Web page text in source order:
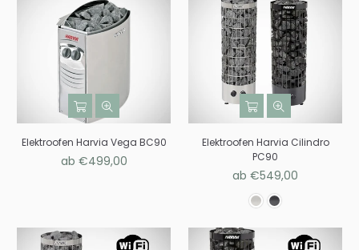
Elektroofen Harvia Vega BC90
ab €499,00
Elektroofen Harvia Cilindro
PC90
ab €549,00